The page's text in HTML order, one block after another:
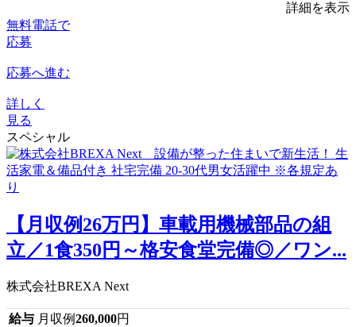
詳細を表示
無料電話で
応募
応募へ進む
詳しく
見る
スペシャル
【月収例26万円】車載用機械部品の組
立／1食350円～格安食堂完備◎／ワン...
株式会社BREXA Next
給与 月収例260,000円